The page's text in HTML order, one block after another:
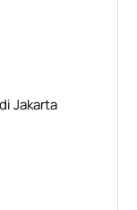
Jakarta